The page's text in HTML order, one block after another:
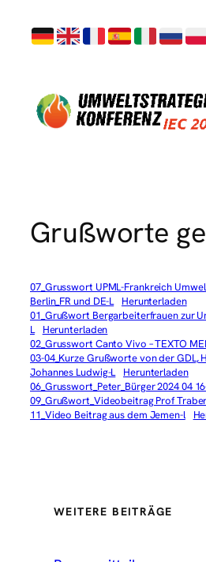
content
Grußworte
07_Grusswort UPML-Frankreich
Berlin_FR und DE-L
Herunterladen
01_Grußwort Bergarbeiterfrauen zur
L
Herunterladen
02_Grusswort Canto Vivo – TEXTO
03-04_Kurze Grußworte von der GDL,
Johannes Ludwig-L
Herunterladen
06_Grusswort_Peter_Bürger 2024 04
09_Grußwort_Videobeitrag Prof
11_Video Beitrag aus dem Jemen-l
WEITERE BEITRÄGE